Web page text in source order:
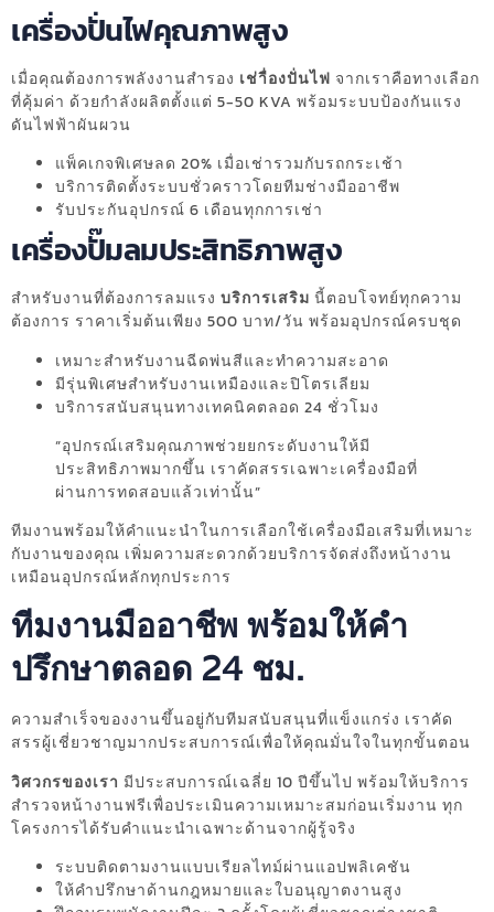
เครื่องปั่นไฟคุณภาพสูง
เมื่อคุณต้องการพลังงานสำรอง เช่าื่องปั่นไฟ จากเราคือทางเลือก
ที่คุ้มค่า ด้วยกำลังผลิตตั้งแต่ 5-50 KVA พร้อมระบบป้องกันแรง
ดันไฟฟ้าผันผวน
แพ็คเกจพิเศษลด 20% เมื่อเช่ารวมกับรถกระเช้า
บริการติดตั้งระบบชั่วคราวโดยทีมช่างมืออาชีพ
รับประกันอุปกรณ์ 6 เดือนทุกการเช่า
เครื่องปั๊มลมประสิทธิภาพสูง
สำหรับงานที่ต้องการลมแรง บริการเสริม นี้ตอบโจทย์ทุกความ
ต้องการ ราคาเริ่มต้นเพียง 500 บาท/วัน พร้อมอุปกรณ์ครบชุด
เหมาะสำหรับงานฉีดพ่นสีและทำความสะอาด
มีรุ่นพิเศษสำหรับงานเหมืองและปิโตรเลียม
บริการสนับสนุนทางเทคนิคตลอด 24 ชั่วโมง
“อุปกรณ์เสริมคุณภาพช่วยยกระดับงานให้มี
ประสิทธิภาพมากขึ้น เราคัดสรรเฉพาะเครื่องมือที่
ผ่านการทดสอบแล้วเท่านั้น”
ทีมงานพร้อมให้คำแนะนำในการเลือกใช้เครื่องมือเสริมที่เหมาะ
กับงานของคุณ เพิ่มความสะดวกด้วยบริการจัดส่งถึงหน้างาน
เหมือนอุปกรณ์หลักทุกประการ
ทีมงานมืออาชีพ พร้อมให้คำ
ปรึกษาตลอด 24 ชม.
ความสำเร็จของงานขึ้นอยู่กับทีมสนับสนุนที่แข็งแกร่ง เราคัด
สรรผู้เชี่ยวชาญมากประสบการณ์เพื่อให้คุณมั่นใจในทุกขั้นตอน
วิศวกรของเรา มีประสบการณ์เฉลี่ย 10 ปีขึ้นไป พร้อมให้บริการ
สำรวจหน้างานฟรีเพื่อประเมินความเหมาะสมก่อนเริ่มงาน ทุก
โครงการได้รับคำแนะนำเฉพาะด้านจากผู้รู้จริง
ระบบติดตามงานแบบเรียลไทม์ผ่านแอปพลิเคชัน
ให้คำปรึกษาด้านกฎหมายและใบอนุญาตงานสูง